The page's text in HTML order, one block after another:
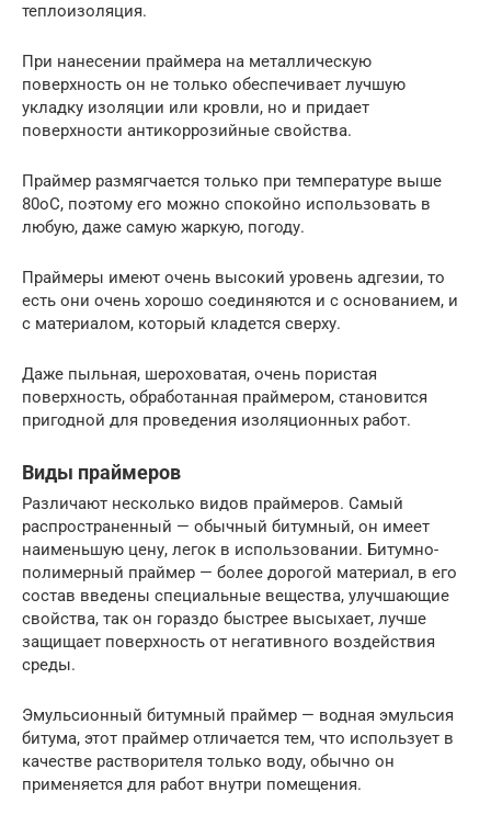
теплоизоляция.
При нанесении праймера на металлическую
поверхность он не только обеспечивает лучшую
укладку изоляции или кровли, но и придает
поверхности антикоррозийные свойства.
Праймер размягчается только при температуре выше
80oC, поэтому его можно спокойно использовать в
любую, даже самую жаркую, погоду.
Праймеры имеют очень высокий уровень адгезии, то
есть они очень хорошо соединяются и с основанием, и
с материалом, который кладется сверху.
Даже пыльная, шероховатая, очень пористая
поверхность, обработанная праймером, становится
пригодной для проведения изоляционных работ.
Виды праймеров
Различают несколько видов праймеров. Самый
распространенный — обычный битумный, он имеет
наименьшую цену, легок в использовании. Битумно-
полимерный праймер — более дорогой материал, в его
состав введены специальные вещества, улучшающие
свойства, так он гораздо быстрее высыхает, лучше
защищает поверхность от негативного воздействия
среды.
Эмульсионный битумный праймер — водная эмульсия
битума, этот праймер отличается тем, что использует в
качестве растворителя только воду, обычно он
применяется для работ внутри помещения.